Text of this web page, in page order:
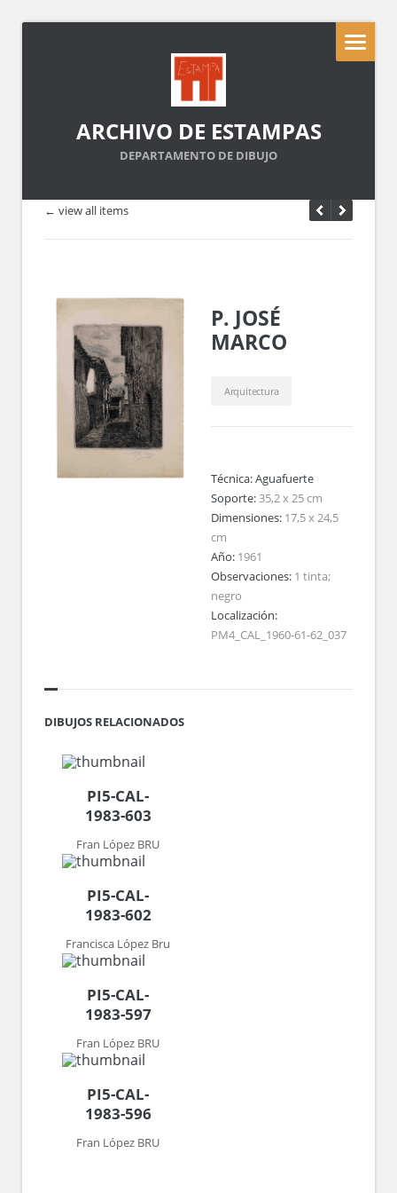
ARCHIVO DE ESTAMPAS
DEPARTAMENTO DE DIBUJO
← view all items
P. JOSÉ
MARCO
Arquitectura
Técnica:Aguafuerte
Soporte:35,2 x 25 cm
Dimensiones: 17,5 x 24,5
cm
Año: 1961
Observaciones: 1 tinta;
negro
Localización:
PM4_CAL_1960-61-62_037
DIBUJOS RELACIONADOS
PI5-CAL-
1983-603
Fran López BRU
PI5-CAL-
1983-602
Francisca López Bru
PI5-CAL-
1983-597
Fran López BRU
PI5-CAL-
1983-596
Fran López BRU